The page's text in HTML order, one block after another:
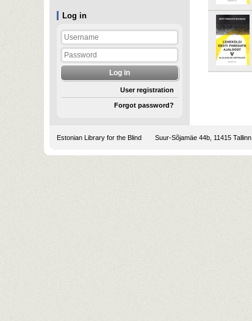
Log in
User registration
Forgot password?
Estonian Library for the Blind Suur-Sõjamäe 44b, 11415 Tallinn